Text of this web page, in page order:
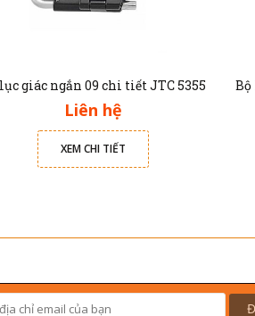
giác ngắn 09 chi tiết JTC 5355
Liên hệ
XEM CHI TIẾT